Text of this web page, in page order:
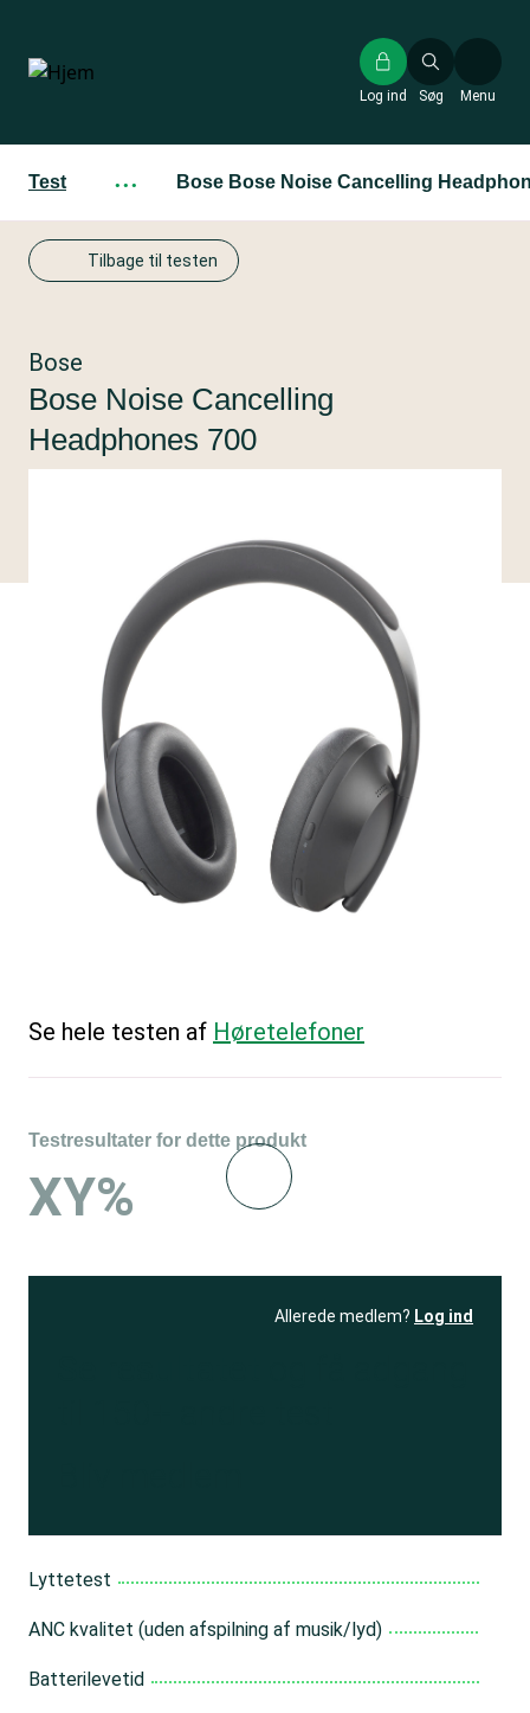
hovedindhold
Søg
Log ind Menu
Test ··· Bose Bose Noise Cancelling
Tilbage til testen
Bose
Bose Noise Cancelling
Headphones 700
Se hele testen af Høretelefoner
Testresultater for dette produkt
XY%
Allerede medlem? Log ind
Lyttetest
ANC kvalitet (uden afspilning af musik/lyd)
Batterilevetid